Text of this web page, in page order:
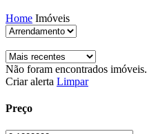
Home Imóveis
Não foram encontrados imóveis.
Criar alerta Limpar
Preço